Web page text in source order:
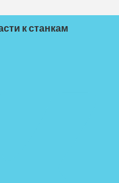
к станкам